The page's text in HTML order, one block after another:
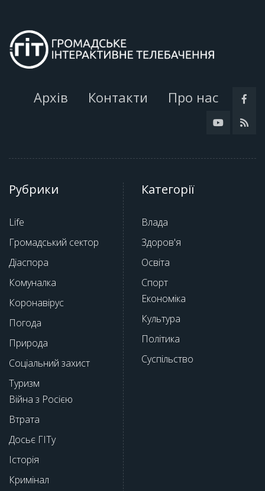
Архів Контакти Про нас
Рубрики
Life
Громадський сектор
Діаспора
Комуналка
Коронавірус
Погода
Природа
Соціальний захист
Туризм
Війна з Росією
Втрата
Досьє ГІТу
Історія
Кримінал
Категорії
Влада
Здоров'я
Освіта
Спорт
Економіка
Культура
Політика
Суспільство